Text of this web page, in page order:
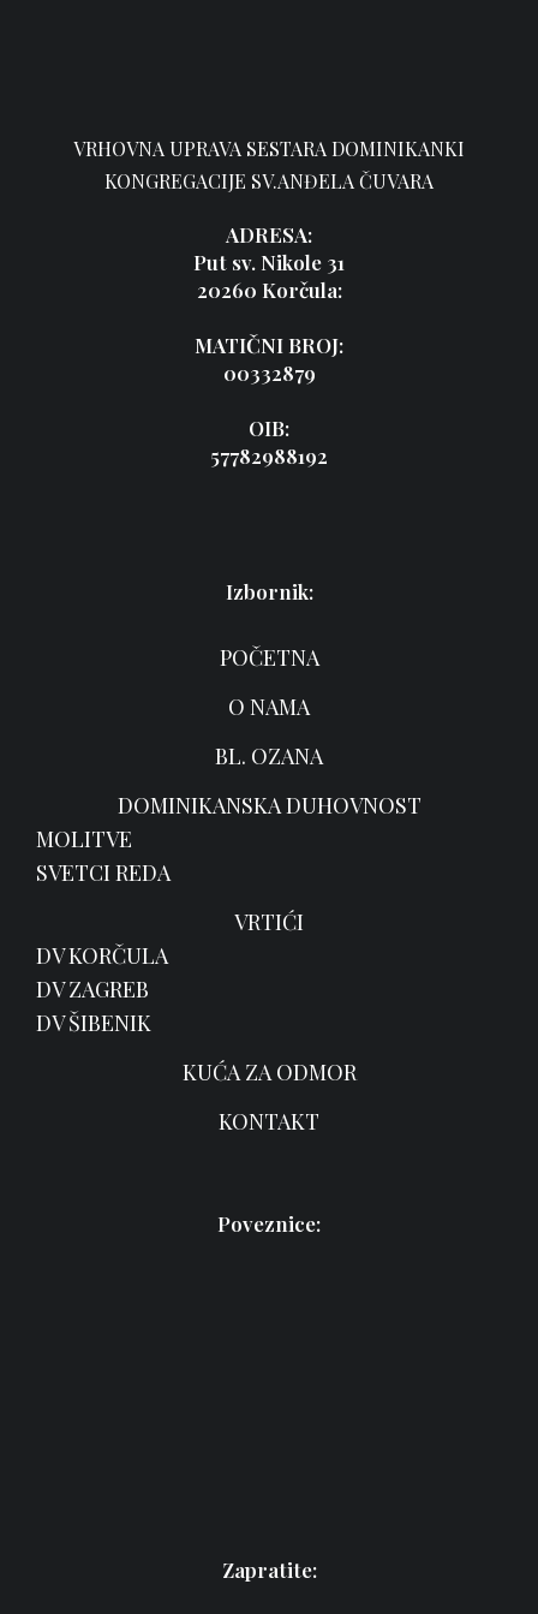
VRHOVNA UPRAVA SESTARA DOMINIKANKI
KONGREGACIJE SV.ANĐELA ČUVARA
ADRESA:
Put sv. Nikole 31
20260 Korčula:
MATIČNI BROJ:
00332879
OIB:
57782988192
Izbornik:
POČETNA
O NAMA
BL. OZANA
DOMINIKANSKA DUHOVNOST
MOLITVE
SVETCI REDA
VRTIĆI
DV KORČULA
DV ZAGREB
DV ŠIBENIK
KUĆA ZA ODMOR
KONTAKT
Poveznice:
Zapratite: